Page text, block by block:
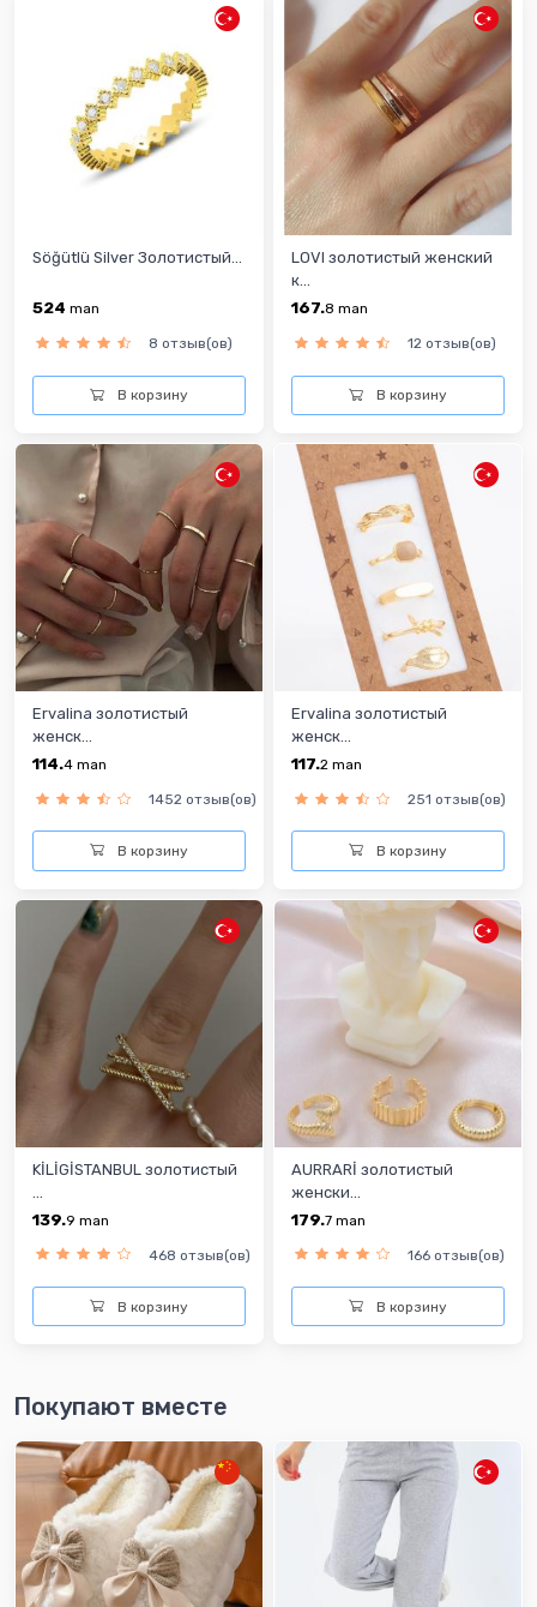
Söğütlü Silver Золотистый...
524 man
8 отзыв(ов)
В корзину
LOVI золотистый женский
к...
167.8 man
12 отзыв(ов)
В корзину
Ervalina золотистый
женск...
114.4 man
1452 отзыв(ов)
В корзину
Ervalina золотистый
женск...
117.2 man
251 отзыв(ов)
В корзину
KİLİGİSTANBUL золотистый
139.9 man
468 отзыв(ов)
В корзину
AURRARİ золотистый
женски...
179.7 man
166 отзыв(ов)
В корзину
Покупают вместе